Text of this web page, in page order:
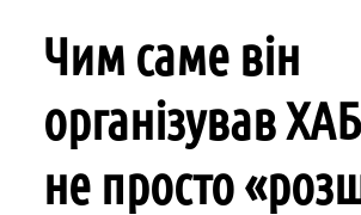
Чим саме він
організував
не просто